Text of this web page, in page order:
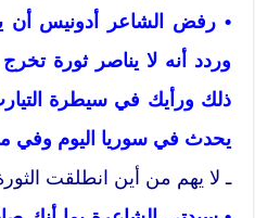
• رفض الشاعر أدونيس أن
وردد أنه لا يناصر ثورة
ذلك ورأيك في سيطرة
يحدث في سوريا اليوم
ـ لا يهم من أين انطلقت